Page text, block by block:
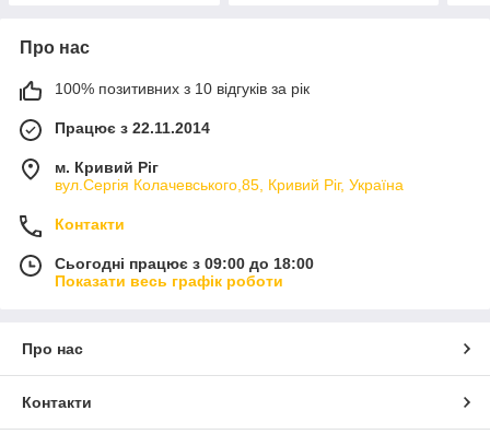
Про нас
100% позитивних з 10 відгуків за рік
Працює з 22.11.2014
м. Кривий Ріг
вул.Сергія Колачевського,85, Кривий Ріг, Україна
Контакти
Сьогодні працює з 09:00 до 18:00
Показати весь графік роботи
Про нас
Контакти